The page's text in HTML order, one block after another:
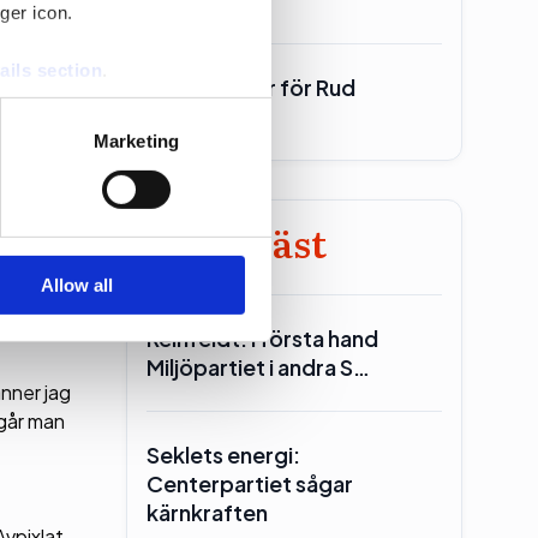
icon.
section
may combine it with
Marketing
Allow all
Varför
att
jag
man
700 miljoner för Rud
Minst läst
Reinfeldt: I första hand
Miljöpartiet i andra S…
Seklets energi:
Centerpartiet sågar
kärnkraften